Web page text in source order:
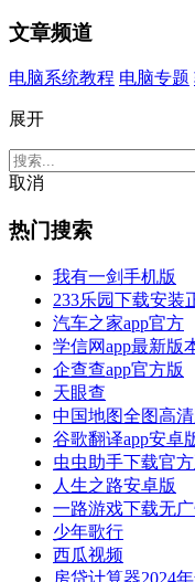
文章频道
电脑系统教程 电脑专题
展开
取消
热门搜索
我有一剑手机版
233乐园下载安装
汽车之家app官方
学信网app最新版
企查查app官方版
天眼查
中国地图全图高清
谷歌翻译app安卓
虫虫助手下载官
人生之路安卓版
一路游戏下载无
少年歌行
西瓜视频
房贷计算器2024